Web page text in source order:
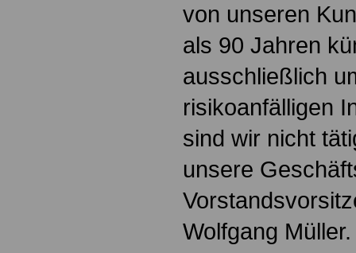
von unseren
als 90 Jahren
ausschließlich
risikoanfälligen
sind wir nicht
unsere
Wolfgang Müller.